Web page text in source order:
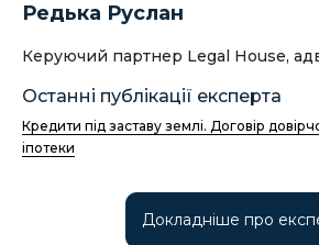
Редька Руслан
Керуючий партнер Legal House,
Останні публікації експерта
Кредити під заставу землі. Договір
іпотеки
Докладніше про